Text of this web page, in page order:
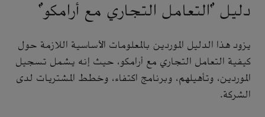
دليل "التعامل التجاري مع أرامكو"
يزود هذا الدليل الموردين بالمعلومات الأساسية اللازمة حول
كيفية التعامل التجاري مع أرامكو، حيث إنه يشمل تسجيل
الموردين، وتأهيلهم، وبرنامج اكتفاء، وخطط المشتريات لدى
الشركة.